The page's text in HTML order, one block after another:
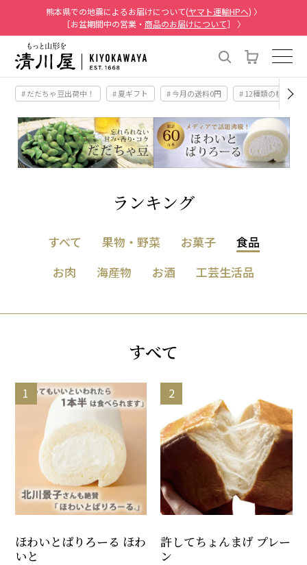
熊本県での地震によるお届けについて(ヤマト運輸HPへ) 〉
［お盆期間中の営業・ 商品のお届けについて］ 〉
# だだちゃ豆出荷中！ # 夏ギフト # 今月の送料0円 # 12種類の桃
ランキング
すべて 果物・野菜 お菓子
食品
お肉
海産物 お酒 工芸生活品
すべて
ほわいとぱりろーる ほわ
いと
許してちょんまげ プレー
ン